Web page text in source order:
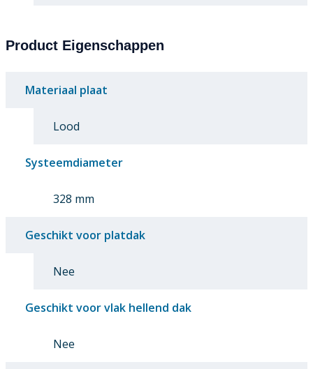
Product Eigenschappen
Materiaal plaat
Lood
Systeemdiameter
328 mm
Geschikt voor platdak
Nee
Geschikt voor vlak hellend dak
Nee